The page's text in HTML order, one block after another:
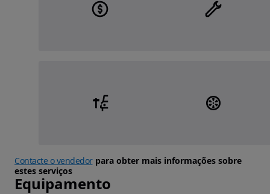
Contacte o vendedorpara obter mais informações sobre
estes serviços
Equipamento